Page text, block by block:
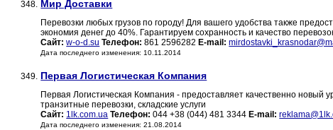
348. Мир Доставки
Перевозки любых грузов по городу! Для вашего удобства также
экономия денег до 40%. Гарантируем сохранность и качество
Сайт: w-o-d.su Телефон: 861 2596282 E-mail:
Дата последнего изменения: 10.11.2014
349. Первая Логистическая Компания
Первая Логистическая Компания - предоставляет качественно новый
транзитные перевозки, складские услуги
Сайт: 1lk.com.ua Телефон: 044 +38 (044) 481 3344 E-mail:
Дата последнего изменения: 21.08.2014